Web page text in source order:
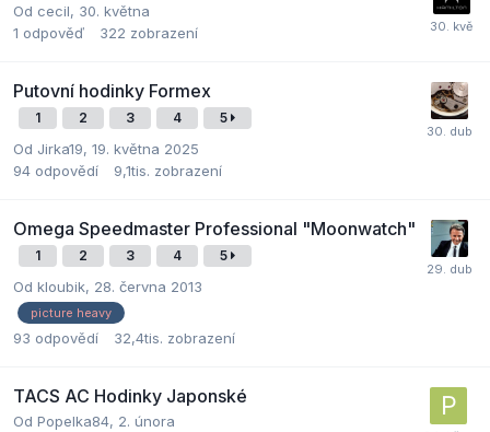
Od cecil, 30. května
1 odpověď 322 zobrazení
Putovní hodinky Formex
1 2 3 4 5
Od Jirka19, 19. května 2025
94 odpovědí 9,1tis. zobrazení
Omega Speedmaster Professional "Moonwatch"
1 2 3 4 5
Od kloubik, 28. června 2013
picture heavy
93 odpovědí 32,4tis. zobrazení
TACS AC Hodinky Japonské
Od Popelka84, 2. února